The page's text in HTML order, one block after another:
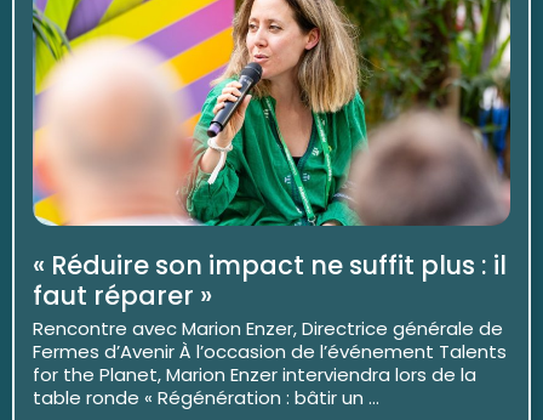
« Réduire son impact ne suffit plus : il
faut réparer »
Rencontre avec Marion Enzer, Directrice générale de
Fermes d’Avenir À l’occasion de l’événement Talents
for the Planet, Marion Enzer interviendra lors de la
table ronde « Régénération : bâtir un ...